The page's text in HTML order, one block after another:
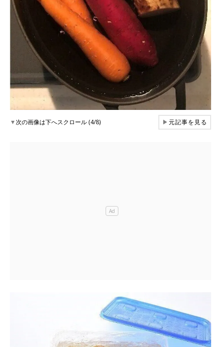
▼次の画像は下へスクロール (4/8) ▶元記事を見る